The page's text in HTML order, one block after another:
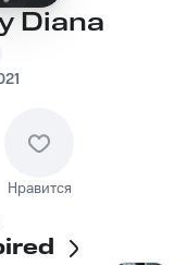
Diana
Нравится